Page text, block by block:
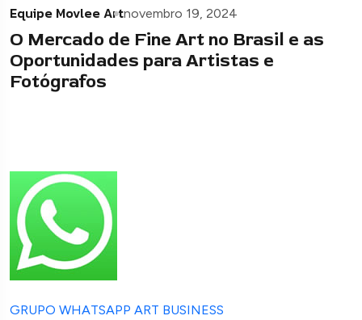
Equipe Movlee Artnovembro 19, 2024
O Mercado de Fine Art no Brasil e as
Oportunidades para Artistas e
Fotógrafos
GRUPO WHATSAPP ART BUSINESS